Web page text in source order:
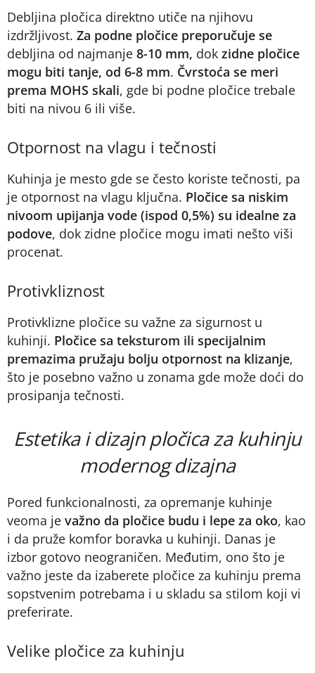
Debljina pločica direktno utiče na njihovu
izdržljivost. Za podne pločice preporučuje se
debljina od najmanje 8-10 mm, dok zidne pločice
mogu biti tanje, od 6-8 mm. Čvrstoća se meri
prema MOHS skali, gde bi podne pločice trebale
biti na nivou 6 ili više.
Otpornost na vlagu i tečnosti
Kuhinja je mesto gde se često koriste tečnosti, pa
je otpornost na vlagu ključna. Pločice sa niskim
nivoom upijanja vode (ispod 0,5%) su idealne za
podove, dok zidne pločice mogu imati nešto viši
procenat.
Protivkliznost
Protivklizne pločice su važne za sigurnost u
kuhinji. Pločice sa teksturom ili specijalnim
premazima pružaju bolju otpornost na klizanje,
što je posebno važno u zonama gde može doći do
prosipanja tečnosti.
Estetika i dizajn pločica za kuhinju
modernog dizajna
Pored funkcionalnosti, za opremanje kuhinje
veoma je važno da pločice budu i lepe za oko, kao
i da pruže komfor boravka u kuhinji. Danas je
izbor gotovo neograničen. Međutim, ono što je
važno jeste da izaberete pločice za kuhinju prema
sopstvenim potrebama i u skladu sa stilom koji vi
preferirate.
Velike pločice za kuhinju